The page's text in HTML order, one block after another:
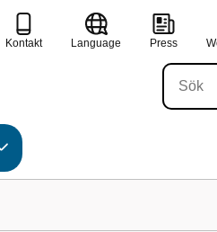
Kontakt Language Press